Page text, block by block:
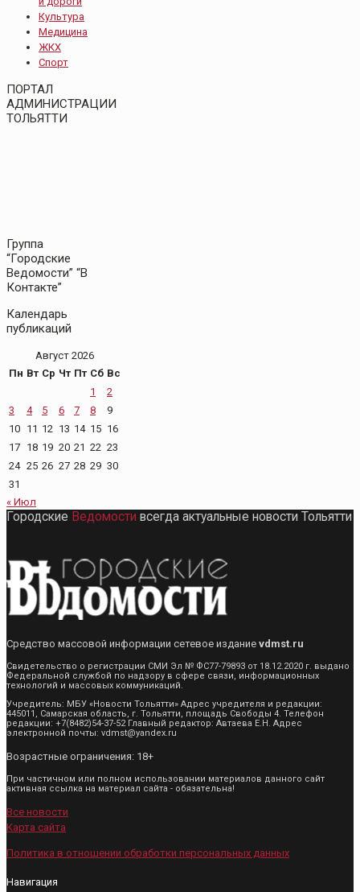
Культура
Медицина
ЖКХ
Спорт
ПОРТАЛ
АДМИНИСТРАЦИИ
ТОЛЬЯТТИ
Группа
“Городские
Ведомости” “В
Контакте”
Календарь
публикаций
Август 2026
Пн Вт Ср Чт Пт Сб Вс
1
2
3
4 5 6 7 8
9
10 11 12 13 14 15 16
17 18 19 20 21 22 23
24 25 26 27 28 29 30
31
« Июл
Городские Ведомости всегда актуальные новости Тольятти
Средство массовой информации сетевое издание vdmst.ru
Свидетельство о регистрации СМИ Эл № ФС77-79893 от 18.12.2020 г. выдано
Федеральной службой по надзору в сфере связи, информационных
технологий и массовых коммуникаций.
Учредитель: МБУ «Новости Тольятти» Адрес учредителя и редакции:
445011, Самарская область, г. Тольятти, площадь Свободы 4. Телефон
редакции: +7(8482)54-37-52 Главный редактор: Автаева Е.Н. Адрес
электронной почты: vdmst@yandex.ru
Возрастные ограничения: 18+
При частичном или полном использовании материалов данного сайт
активная ссылка на материал сайта - обязательна!
Все новости
Карта сайта
Политика в отношении обработки персональных данных
Навигация